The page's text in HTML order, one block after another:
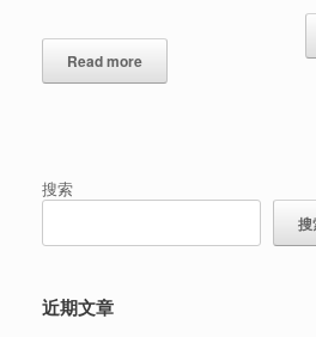
Read more
搜索
搜
近期文章